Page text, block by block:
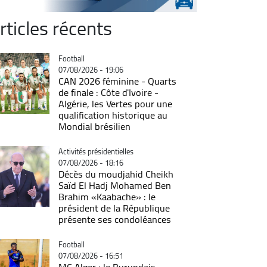
récents
Catégorie
Football
07/08/2026 - 19:06
CAN 2026 féminine - Quarts
de finale : Côte d'Ivoire -
Algérie, les Vertes pour une
qualification historique au
Mondial brésilien
Catégorie
Activités présidentielles
07/08/2026 - 18:16
Décès du moudjahid Cheikh
Saïd El Hadj Mohamed Ben
Brahim «Kaabache» : le
président de la République
présente ses condoléances
Catégorie
Football
07/08/2026 - 16:51